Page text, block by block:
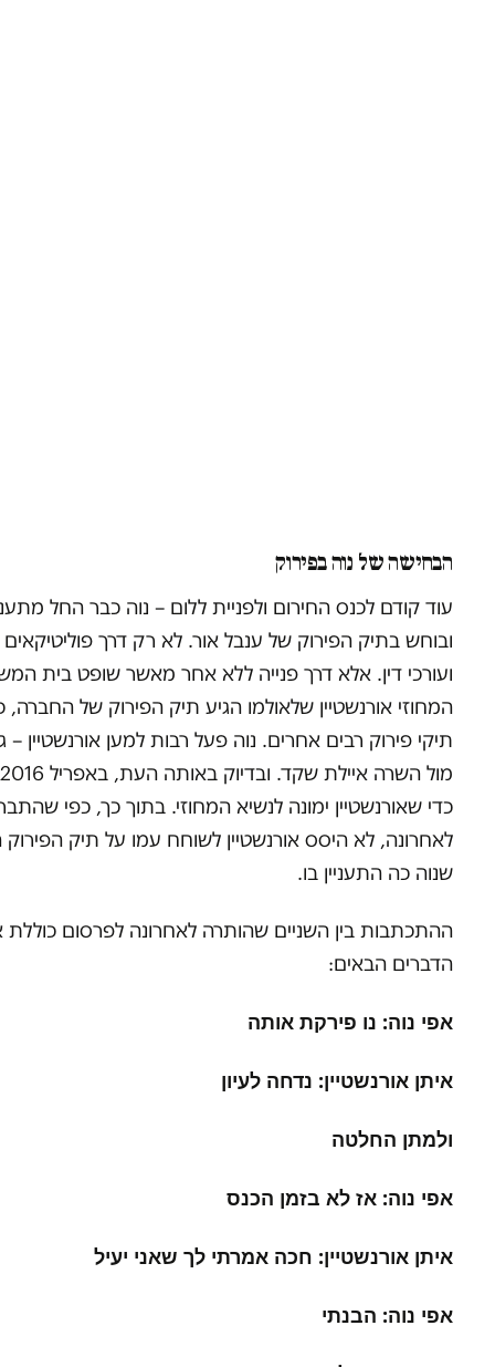
הבחישה של נוה בפירוק
עוד קודם לכנס החירום ולפניית ללום – נוה כבר החל
ובוחש בתיק הפירוק של ענבל אור. לא רק דרך פוליטיקאים
ועורכי דין. אלא דרך פנייה ללא אחר מאשר שופט בית
המחוזי אורנשטיין שלאולמו הגיע תיק הפירוק של החברה,
תיקי פירוק רבים אחרים. נוה פעל רבות למען אורנשטיין –
כדי שאורנשטיין ימונה לנשיא המחוזי. בתוך כך, כפי
לאחרונה, לא היסס אורנשטיין לשוחח עמו על תיק
שנוה כה התעניין בו.
ההתכתבות בין השניים שהותרה לאחרונה לפרסום
הדברים הבאים:
אפי נוה: נו פירקת אותה
איתן אורנשטיין: נדחה לעיון
ולמתן החלטה
אפי נוה: אז לא בזמן הכנס
איתן אורנשטיין: חכה אמרתי לך שאני יעיל
אפי נוה: הבנתי